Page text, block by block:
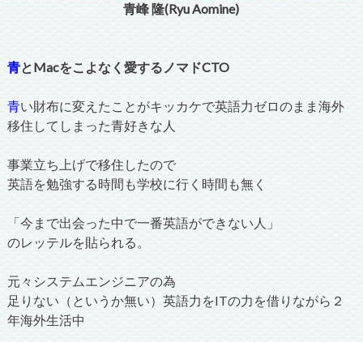
青峰 隆(Ryu Aomine)
青とMacをこよなく愛するノマドCTO
青い財布に変えたことがキッカケで英語力ゼロのまま海外
移住してしまった青好きな人
事業立ち上げで移住したので
英語を勉強する時間も学校に行く時間も無く
「今まで出会った中で一番英語ができない人」
のレッテルを貼られる。
元々システムエンジニアの為
足りない（というか無い）英語力をITの力を借りながら２
年海外生活中